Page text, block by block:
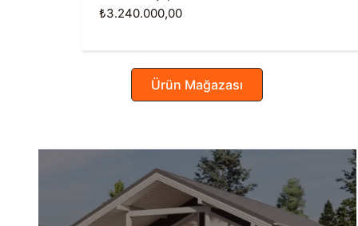
₺3.240.000,00
Ürün Mağazası